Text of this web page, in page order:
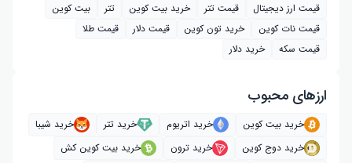
قیمت ارز دیجیتال
قیمت تتر خرید بیت‌ کوین تتر
بیت کوین
قیمت نات کوین
خرید تون کوین قیمت دلار
قیمت طلا
قیمت سکه
خرید دلار
ارز‌های محبوب
خرید بیت کوین خرید اتریوم خرید تتر
خرید شیبا
خرید دوج کوین
خرید ترون
خرید بیت کوین کش